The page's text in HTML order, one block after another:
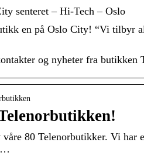
senteret – Hi-Tech – Oslo
en på Oslo City! “Vi tilbyr
og nyheter fra
80 Telenorbutikker. Vi
…